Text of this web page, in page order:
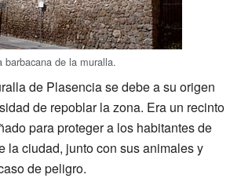
barbacana de la muralla.
de Plasencia se debe a su origen
de repoblar la zona. Era un recinto
para proteger a los habitantes de
la ciudad, junto con sus animales y
de peligro.